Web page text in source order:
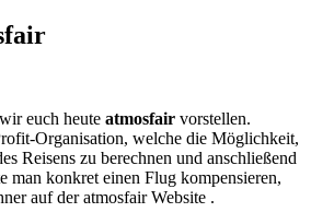
euch heute atmosfair vorstellen.
Organisation, welche die Möglichkeit,
Reisens zu berechnen und anschließend
man konkret einen Flug kompensieren,
auf der atmosfair Website .